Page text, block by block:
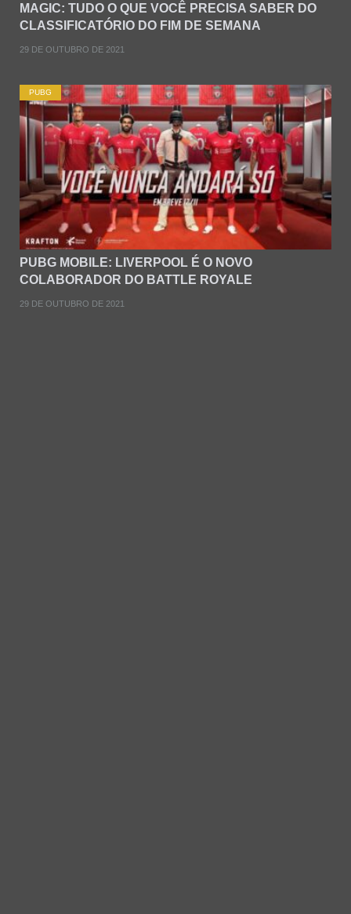
MAGIC: TUDO O QUE VOCÊ PRECISA SABER DO
CLASSIFICATÓRIO DO FIM DE SEMANA
29 DE OUTUBRO DE 2021
PUBG
PUBG MOBILE: LIVERPOOL É O NOVO
COLABORADOR DO BATTLE ROYALE
29 DE OUTUBRO DE 2021